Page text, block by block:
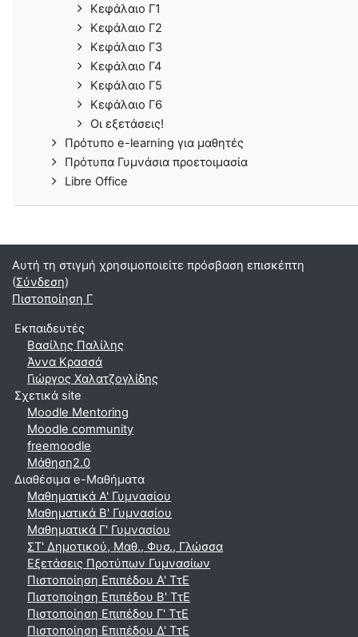
Κεφάλαιο Γ1
Κεφάλαιο Γ2
Κεφάλαιο Γ3
Κεφάλαιο Γ4
Κεφάλαιο Γ5
Κεφάλαιο Γ6
Οι εξετάσεις!
Πρότυπο e-learning για μαθητές
Πρότυπα Γυμνάσια προετοιμασία
Libre Office
Αυτή τη στιγμή χρησιμοποιείτε πρόσβαση επισκέπτη
(Σύνδεση)
Πιστοποίηση Γ
Εκπαιδευτές
Βασίλης Παλίλης
Άννα Κρασσά
Γιώργος Χαλατζογλίδης
Σχετικά site
Moodle Mentoring
Moodle community
freemoodle
Μάθηση2.0
Διαθέσιμα e-Μαθήματα
Μαθηματικά A' Γυμνασίου
Μαθηματικά Β' Γυμνασίου
Μαθηματικά Γ' Γυμνασίου
ΣΤ' Δημοτικού, Μαθ., Φυσ., Γλώσσα
Εξετάσεις Προτύπων Γυμνασίων
Πιστοποίηση Επιπέδου Α' ΤτΕ
Πιστοποίηση Επιπέδου Β' ΤτΕ
Πιστοποίηση Επιπέδου Γ' ΤτΕ
Πιστοποίηση Επιπέδου Δ' ΤτΕ